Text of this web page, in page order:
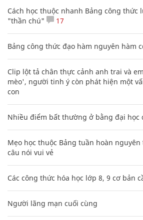
Cách học thuộc nhanh Bảng công thức
"thần chú"
17
Bảng công thức đạo hàm nguyên hàm
Clip lột tả chân thực cảnh anh trai và
mèo', người tinh ý còn phát hiện một
con
Nhiều điểm bất thường ở bằng đại học
Mẹo học thuộc Bảng tuần hoàn
câu nói vui vẻ
Các công thức hóa học lớp 8, 9 cơ bản
Người lãng mạn cuối cùng